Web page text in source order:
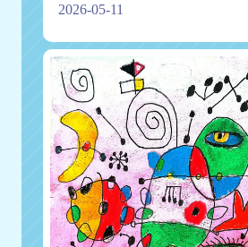
2026-05-11